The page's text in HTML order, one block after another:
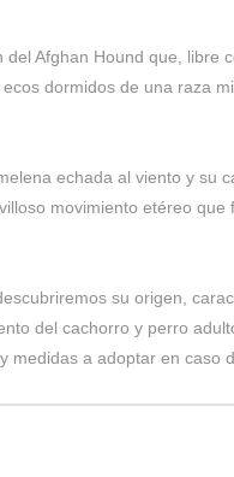
Afghan Hound que, libre
dormidos de una raza
echada al viento y su
movimiento etéreo que
su origen,
del cachorro y perro
medidas a adoptar en caso